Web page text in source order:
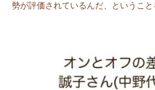
勢が評価されているんだ、ということ